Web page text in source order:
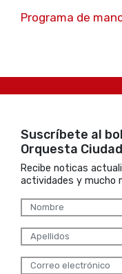
Programa de
Suscríbete al
Orquesta
Recibe noticas
actividades y mucho